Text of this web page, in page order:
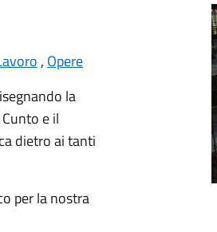
, Opere
la
e il
dietro ai tanti
per la nostra